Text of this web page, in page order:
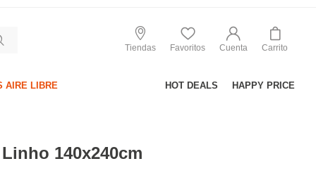
Tiendas Favoritos Cuenta Carrito
AIRE LIBRE HOT DEALS HAPPY PRICE
140x240cm